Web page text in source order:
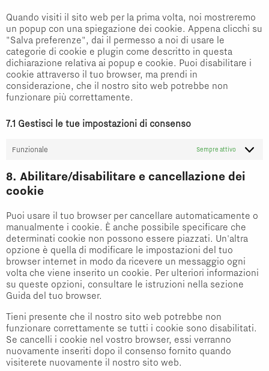
varie
Quando visiti il sito web per la prima volta, noi mostreremo
un popup con una spiegazione dei cookie. Appena clicchi su
"Salva preferenze", dai il permesso a noi di usare le
categorie di cookie e plugin come descritto in questa
dichiarazione relativa ai popup e cookie. Puoi disabilitare i
cookie attraverso il tuo browser, ma prendi in
considerazione, che il nostro sito web potrebbe non
funzionare più correttamente.
7.1 Gestisci le tue impostazioni di consenso
Funzionale Sempre attivo
8. Abilitare/disabilitare e cancellazione dei
cookie
Puoi usare il tuo browser per cancellare automaticamente o
manualmente i cookie. È anche possibile specificare che
determinati cookie non possono essere piazzati. Un'altra
opzione è quella di modificare le impostazioni del tuo
browser internet in modo da ricevere un messaggio ogni
volta che viene inserito un cookie. Per ulteriori informazioni
su queste opzioni, consultare le istruzioni nella sezione
Guida del tuo browser.
Tieni presente che il nostro sito web potrebbe non
funzionare correttamente se tutti i cookie sono disabilitati.
Se cancelli i cookie nel vostro browser, essi verranno
nuovamente inseriti dopo il consenso fornito quando
visiterete nuovamente il nostro sito web.